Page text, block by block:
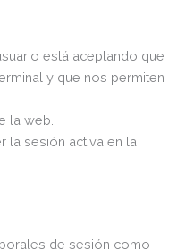
está aceptando que
y que nos permiten
la web.
la sesión activa en la
de sesión como